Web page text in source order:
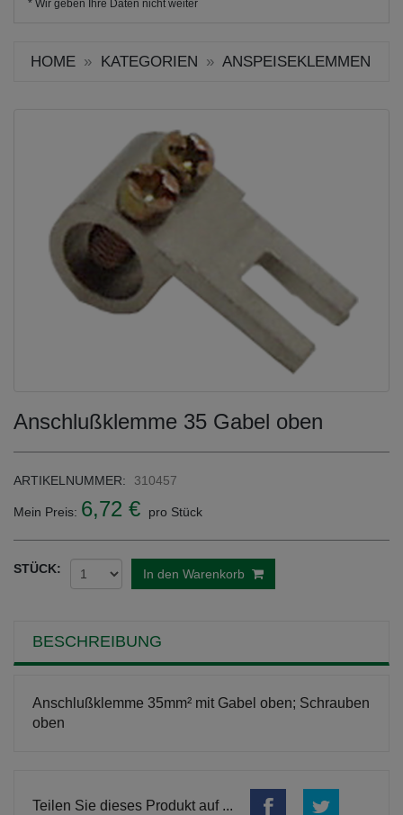
Adresse
* Wir geben Ihre Daten nicht weiter
HOME KATEGORIEN ANSPEISEKLEMMEN
Anschlußklemme 35 Gabel oben
ARTIKELNUMMER: 310457
Mein Preis: 6,72 € pro Stück
STÜCK: In den Warenkorb
BESCHREIBUNG
Anschlußklemme 35mm² mit Gabel oben; Schrauben
oben
Teilen Sie dieses Produkt auf ...